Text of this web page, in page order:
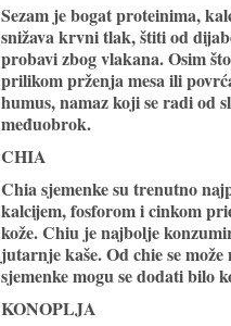
Sezam je bogat proteinima,
snižava krvni tlak, štiti od
probavi zbog vlakana. Osim
prilikom prženja mesa ili
humus, namaz koji se radi od
međuobrok.
CHIA
Chia sjemenke su trenutno
kalcijem, fosforom i cinkom
kože. Chiu je najbolje
jutarnje kaše. Od chie se
sjemenke mogu se dodati bilo
KONOPLJA